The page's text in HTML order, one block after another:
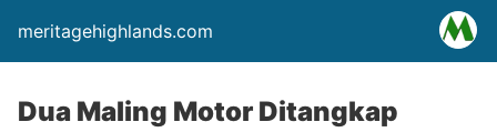
meritagehighlands.com
Dua Maling Motor Ditangkap